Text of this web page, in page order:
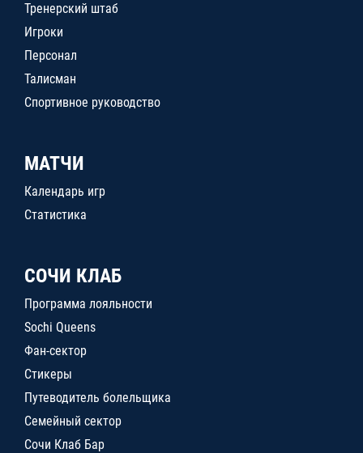
Тренерский штаб
Игроки
Персонал
Талисман
Спортивное руководство
МАТЧИ
Календарь игр
Статистика
СОЧИ КЛАБ
Программа лояльности
Sochi Queens
Фан-сектор
Стикеры
Путеводитель болельщика
Семейный сектор
Сочи Клаб Бар